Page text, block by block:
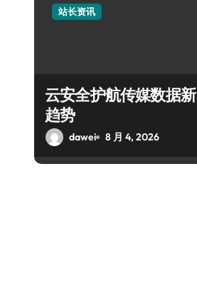
站长资讯
云安全护航传媒数据新
趋势
dawei 8 月 4, 2026